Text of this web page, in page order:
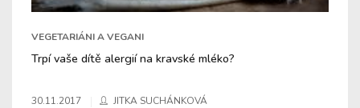
VEGETARIÁNI A VEGANI
Trpí vaše dítě alergií na kravské mléko?
30.11.2017 JITKA SUCHÁNKOVÁ